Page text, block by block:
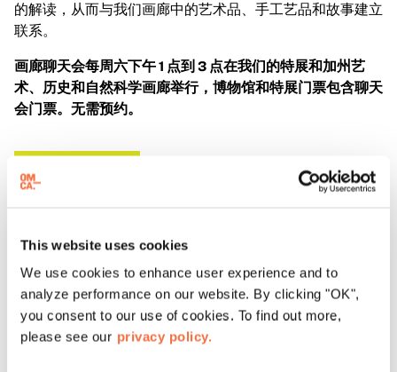
This website uses cookies
We use cookies to enhance user experience and to
analyze performance on our website. By clicking "OK",
you consent to our use of cookies. To find out more,
please see our privacy policy.
的解读，从而与我们画廊中的艺术品、手工艺品和故事建立
联系。
画廊聊天会每周六下午 1 点到 3 点在我们的特展和加州艺
术、历史和自然科学画廊举行，博物馆和特展门票包含聊天
会门票。无需预约。
购买博物馆门票
OMCA会员可在每月第二个星期六的中午12点至下午1点参
加专为
举办的 导览活动
添加到日历